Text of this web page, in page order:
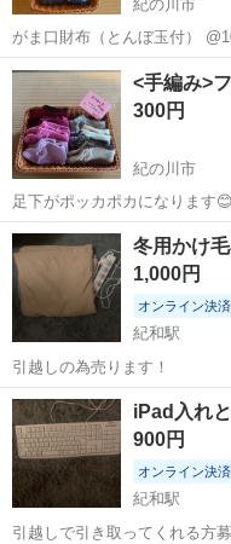
紀の川市
和歌山 紀の川市
<手編み>
300円
紀の川市
和歌山 紀の川市 その他
冬用かけ
1,000円
オンライン決済
紀和駅
引越しの為売ります！
和歌山 和歌山市 紀和駅
iPad入れ
900円
オンライン決済
紀和駅
引越しで引き取ってくれる方